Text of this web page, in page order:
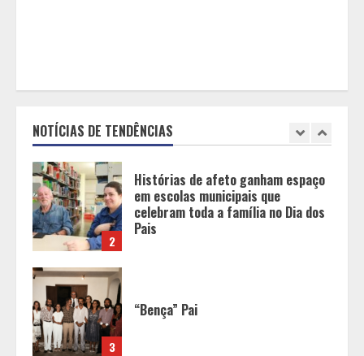
NOTÍCIAS DE TENDÊNCIAS
2
em escolas municipais que
Pais
3
“Bença” Pai
4
O terroir de Diamantina, o melhor
do mundo para a saúde humana